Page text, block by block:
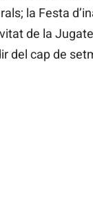
la Festa
de la
del cap de